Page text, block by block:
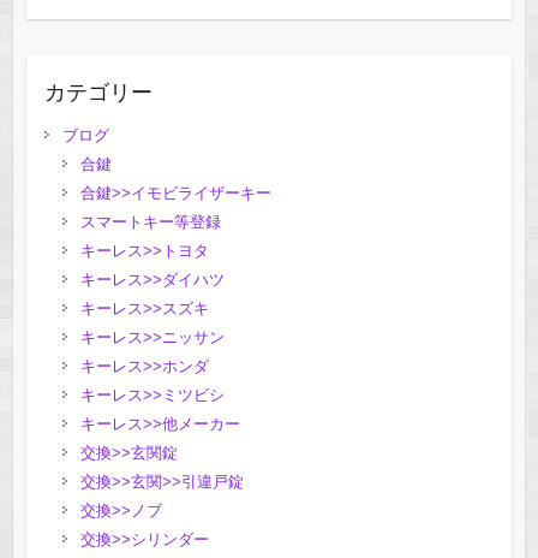
カテゴリー
ブログ
合鍵
合鍵>>イモビライザーキー
スマートキー等登録
キーレス>>トヨタ
キーレス>>ダイハツ
キーレス>>スズキ
キーレス>>ニッサン
キーレス>>ホンダ
キーレス>>ミツビシ
キーレス>>他メーカー
交換>>玄関錠
交換>>玄関>>引違戸錠
交換>>ノブ
交換>>シリンダー